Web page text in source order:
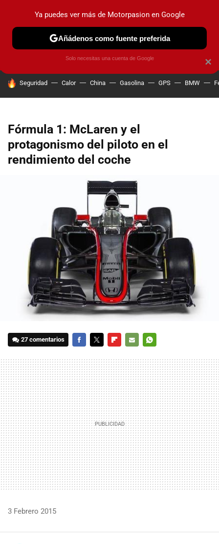
PRUEBAS COCHES ELÉCTRICOS OBSERVATORIO
HOY SE HABLA DE
Seguridad Calor China Gasolina GPS BMW
Fórmula 1: McLaren y el
protagonismo del piloto en el
rendimiento del coche
27 comentarios
MAIL
3 Febrero 2015
×
Ya puedes ver más de Motorpasion en Google
Añádenos como fuente preferida
Solo necesitas una cuenta de Google